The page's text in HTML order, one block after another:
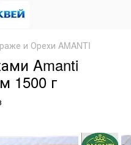
и Орехи AMANTI
Amanti
1500 г